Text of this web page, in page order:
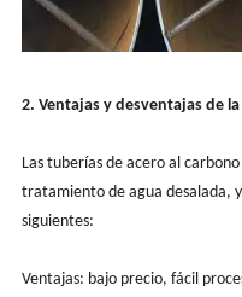
2. Ventajas y desventajas de
Las tuberías de acero al
tratamiento de agua desalada,
siguientes:
Ventajas: bajo precio, fácil